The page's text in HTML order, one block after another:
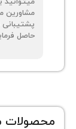
تماس
مرتبط